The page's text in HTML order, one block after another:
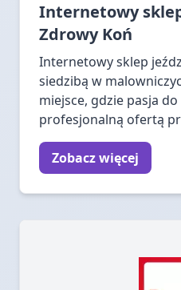
Internetowy
Zdrowy Koń
Internetowy sklep
siedzibą w
miejsce, gdzie pasja do
profesjonalną ofertą
Zobacz więcej